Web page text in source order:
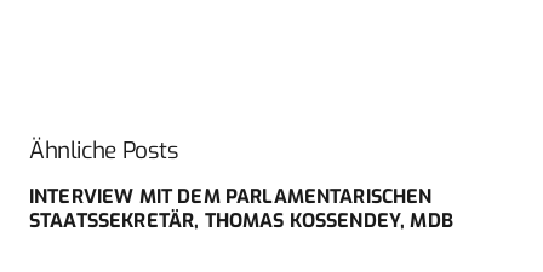
Ähnliche Posts
INTERVIEW MIT DEM PARLAMENTARISCHEN
STAATSSEKRETÄR, THOMAS KOSSENDEY, MDB